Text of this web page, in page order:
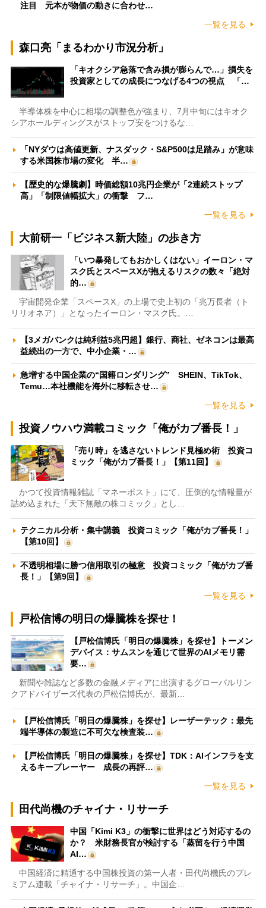
注目 元本が物価の動きに合わせ…
一覧を見る
森口亮「まるわかり市況分析」
「キオクシア急落で含み損が膨らんで…」損失を
投資家としての成長につなげる4つの視点 「…
半導体株を中心に相場の調整色が強まり、7月中旬にはキオク
シアホールディングスがストップ安をつけるな…
「NYダウは高値更新、ナスダック・S&P500は足踏み」が意味
する米国株市場の変化 半…
【歴史的な爆騰劇】時価総額10兆円企業が「2連続ストップ
高」「制限値幅拡大」の衝撃 フ…
一覧を見る
大前研一「ビジネス新大陸」の歩き方
「いつ暴発してもおかしくはない」イーロン・マ
スク氏とスペースXが抱えるリスクの数々「絶対
的…
宇宙開発企業「スペースX」の上場で史上初の「兆万長者（ト
リリオネア）」となったイーロン・マスク氏。…
【3メガバンクは純利益5兆円超】銀行、商社、ゼネコンは最高
益続出の一方で、中小企業・…
急増する中国企業の“国籍ロンダリング” SHEIN、TikTok、
Temu…本社機能を海外に移転させ…
一覧を見る
投資ノウハウ満載コミック「俺がカブ番長！」
「売り時」を逃さないトレンド見極め術 投資コ
ミック「俺がカブ番長！」【第11回】
かつて投資情報雑誌「マネーポスト」にて、圧倒的な情報量が
詰め込まれた「天下無敵の株コミック」とし…
テクニカル分析・集中講義 投資コミック「俺がカブ番長！」
【第10回】
不透明相場に勝つ信用取引の極意 投資コミック「俺がカブ番
長！」【第9回】
一覧を見る
戸松信博の明日の爆騰株を探せ！
【戸松信博氏「明日の爆騰株」を探せ】トーメン
デバイス：サムスンを通じて世界のAIメモリ需
要…
新聞や雑誌など多数の金融メディアに出演するグローバルリン
クアドバイザーズ代表の戸松信博氏が、最新…
【戸松信博氏「明日の爆騰株」を探せ】レーザーテック：最先
端半導体の製造に不可欠な検査装…
【戸松信博氏「明日の爆騰株」を探せ】TDK：AIインフラを支
えるキープレーヤー 成長の再評…
一覧を見る
田代尚機のチャイナ・リサーチ
中国「Kimi K3」の衝撃に世界はどう対応するの
か？ 米財務長官が検討する「蒸留を行う中国
AI…
中国経済に精通する中国株投資の第一人者・田代尚機氏のプレ
ミアム連載「チャイナ・リサーチ」。中国企…